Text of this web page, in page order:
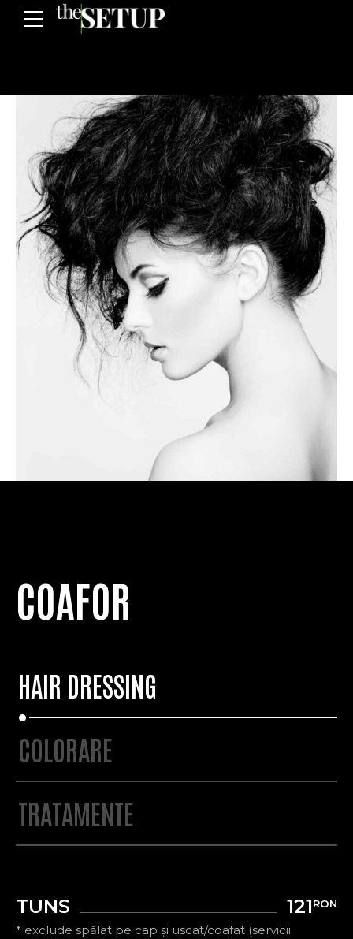
COAFOR
HAIR DRESSING
COLORARE
TRATAMENTE
TUNS 121RON
* exclude spălat pe cap și uscat/coafat (servicii